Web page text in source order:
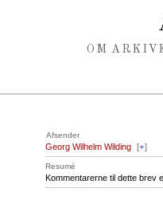
OM
Afsender
Georg Wilhelm Wilding [+]
Resumé
Kommentarerne til dette brev